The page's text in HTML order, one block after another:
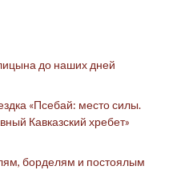
до наших дней
«Псебай: место силы.
Кавказский хребет»
борделям и постоялым